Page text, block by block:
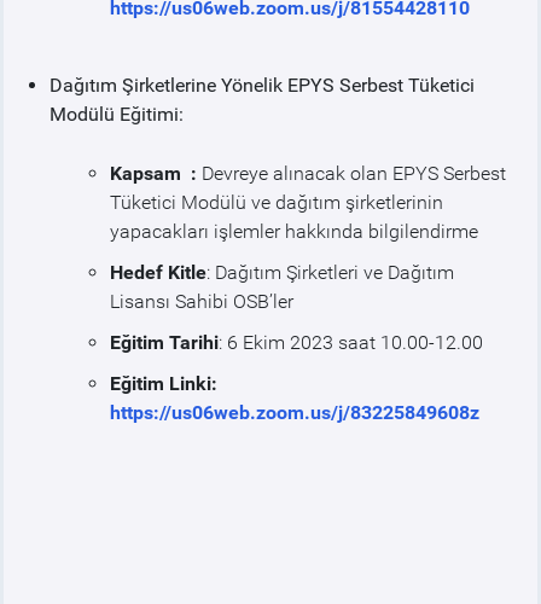
https://us06web.zoom.us/j/81554428110
Dağıtım Şirketlerine Yönelik EPYS Serbest Tüketici
Modülü Eğitimi:
Kapsam : Devreye alınacak olan EPYS Serbest
Tüketici Modülü ve dağıtım şirketlerinin
yapacakları işlemler hakkında bilgilendirme
Hedef Kitle: Dağıtım Şirketleri ve Dağıtım
Lisansı Sahibi OSB’ler
Eğitim Tarihi: 6 Ekim 2023 saat 10.00-12.00
Eğitim Linki:
https://us06web.zoom.us/j/83225849608z